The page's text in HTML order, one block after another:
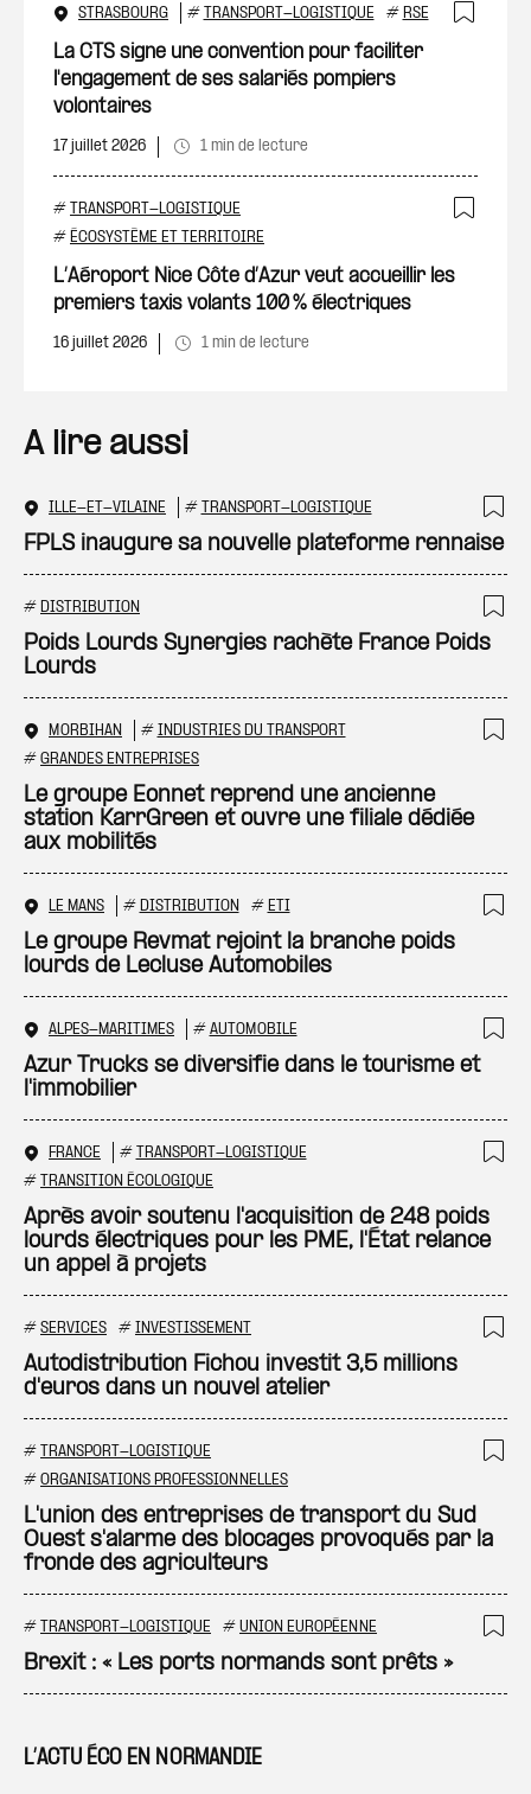
L’ACTU ÉCO EN NORMANDIE
STRASBOURG # TRANSPORT-LOGISTIQUE # RSE
La CTS signe une convention pour faciliter
l'engagement de ses salariés pompiers
volontaires
17 juillet 2026 1 min de lecture
# TRANSPORT-LOGISTIQUE
# ÉCOSYSTÈME ET TERRITOIRE
L’Aéroport Nice Côte d’Azur veut accueillir les
premiers taxis volants 100 % électriques
16 juillet 2026 1 min de lecture
A lire aussi
ILLE-ET-VILAINE # TRANSPORT-LOGISTIQUE
FPLS inaugure sa nouvelle plateforme rennaise
# DISTRIBUTION
Poids Lourds Synergies rachète France Poids
Lourds
MORBIHAN # INDUSTRIES DU TRANSPORT
# GRANDES ENTREPRISES
Le groupe Eonnet reprend une ancienne
station KarrGreen et ouvre une filiale dédiée
aux mobilités
LE MANS # DISTRIBUTION # ETI
Le groupe Revmat rejoint la branche poids
lourds de Lecluse Automobiles
ALPES-MARITIMES # AUTOMOBILE
Azur Trucks se diversifie dans le tourisme et
l'immobilier
FRANCE # TRANSPORT-LOGISTIQUE
# TRANSITION ÉCOLOGIQUE
Après avoir soutenu l'acquisition de 248 poids
lourds électriques pour les PME, l'État relance
un appel à projets
# SERVICES # INVESTISSEMENT
Autodistribution Fichou investit 3,5 millions
d'euros dans un nouvel atelier
# TRANSPORT-LOGISTIQUE
# ORGANISATIONS PROFESSIONNELLES
L'union des entreprises de transport du Sud
Ouest s'alarme des blocages provoqués par la
fronde des agriculteurs
# TRANSPORT-LOGISTIQUE # UNION EUROPÉENNE
Brexit : « Les ports normands sont prêts »